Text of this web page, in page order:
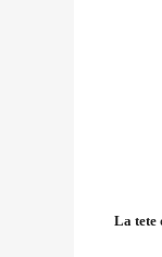
La tete